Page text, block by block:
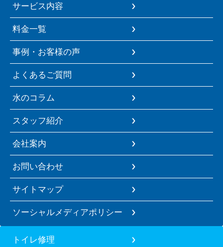
サービス内容
料金一覧
事例・お客様の声
よくあるご質問
水のコラム
スタッフ紹介
会社案内
お問い合わせ
サイトマップ
ソーシャルメディアポリシー
トイレ修理